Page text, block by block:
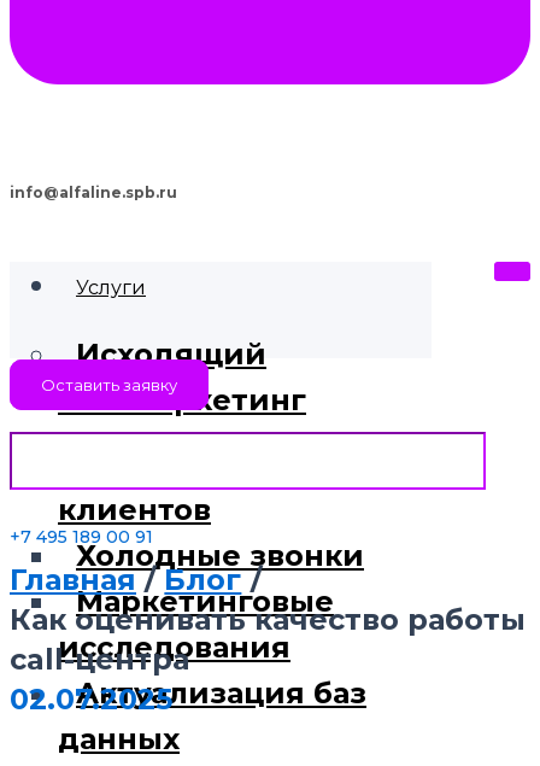
info@alfaline.spb.ru
Услуги
Исходящий
телемаркетинг
клиентов
Холодные звонки
Маркетинговые
исследования
Актуализация баз
данных
Оставить заявку
+7 495 189 00 91
Главная
Блог
Как оценивать качество работы
call-центра
02.07.2025